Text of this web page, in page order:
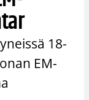
18-
EM-